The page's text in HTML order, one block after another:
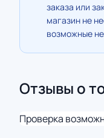
заказа или
магазин не
возможные
Отзывы о
Проверка